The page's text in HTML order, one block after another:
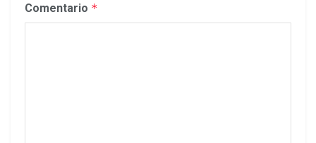
Comentario *